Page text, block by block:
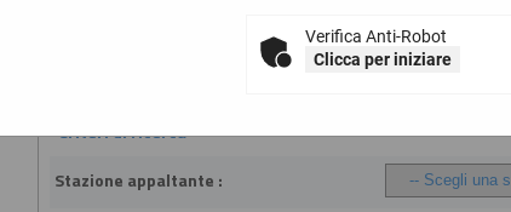
Verifica Anti-Robot
Clicca per iniziare
Criteri di ricerca
Stazione appaltante :